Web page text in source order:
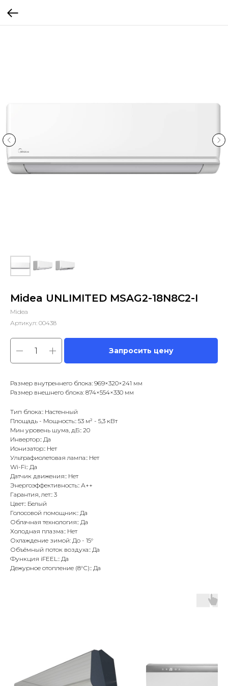
Midea UNLIMITED MSAG2-18N8C2-I
Midea
Артикул: 00438
Запросить цену
Размер внутреннего блока: 969×320×241 мм
Размер внешнего блока: 874×554×330 мм
Тип блока:: Настенный
Площадь - Мощность:: 53 м² - 5,3 кВт
Мин уровень шума, дБ:: 20
Инвертор:: Да
Ионизатор:: Нет
Ультрафиолетовая лампа:: Нет
Wi-Fi:: Да
Датчик движения:: Нет
Энергоэффективность:: А++
Гарантия, лет:: 3
Цвет:: Белый
Голосовой помощник:: Да
Облачная технология:: Да
Холодная плазма:: Нет
Охлаждение зимой: До - 15°
Объёмный поток воздуха:: Да
Функция iFEEL:: Да
Дежурное отопление (8°С):: Да